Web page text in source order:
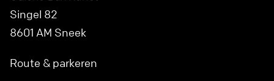
Singel 82
8601 AM Sneek
Route & parkeren